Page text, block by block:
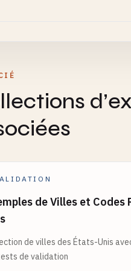
de Villes et
de villes des États-Unis
de validation